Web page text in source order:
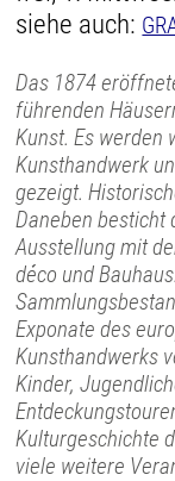
siehe auch:
Das 1874
führenden
Kunst. Es werden
Kunsthandwerk
gezeigt.
Daneben besticht
Ausstellung mit
déco und
Exponate des
Kunsthandwerks
Kinder,
Kulturgeschichte
viele weitere